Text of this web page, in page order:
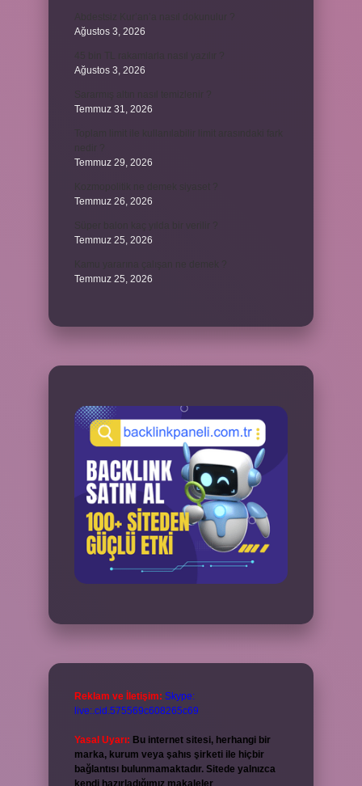
Ağustos 3, 2026
Ağustos 3, 2026
Temmuz 31, 2026
Temmuz 29, 2026
Temmuz 26, 2026
Temmuz 25, 2026
Temmuz 25, 2026
Reklam ve İletişim: Skype:
live:.cid.575569c608265c69
Yasal Uyarı: Bu internet sitesi, herhangi bir
marka, kurum veya şahıs şirketi ile hiçbir
bağlantısı bulunmamaktadır. Sitede yalnızca
kendi hazırladığımız makaleler